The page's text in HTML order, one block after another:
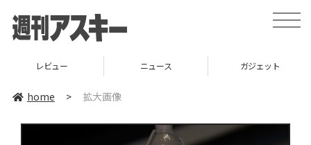
toggle
レビュー ニュース ガジェット
home > 拡大画像